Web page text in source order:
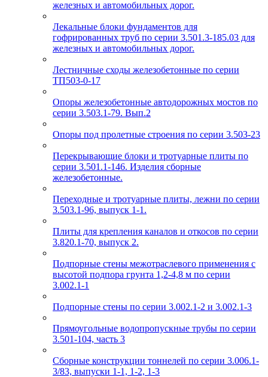
железных и автомобильных дорог.
Лекальные блоки фундаментов для
гофрированных труб по серии 3.501.3-185.03 для
железных и автомобильных дорог.
Лестничные сходы железобетонные по серии
ТП503-0-17
Опоры железобетонные автодорожных мостов по
серии 3.503.1-79. Вып.2
Опоры под пролетные строения по серии 3.503-23
Перекрывающие блоки и тротуарные плиты по
серии 3.501.1-146. Изделия сборные
железобетонные.
Переходные и тротуарные плиты, лежни по серии
3.503.1-96, выпуск 1-1.
Плиты для крепления каналов и откосов по серии
3.820.1-70, выпуск 2.
Подпорные стены межотраслевого применения с
высотой подпора грунта 1,2-4,8 м по серии
3.002.1-1
Подпорные стены по серии 3.002.1-2 и 3.002.1-3
Прямоугольные водопропускные трубы по серии
3.501-104, часть 3
Сборные конструкции тоннелей по серии 3.006.1-
3/83, выпуски 1-1, 1-2, 1-3